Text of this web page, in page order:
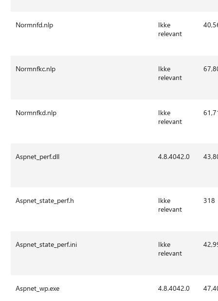
Normnfd.nlp
Ikke
relevant
Normnfkc.nlp
Ikke
relevant
Normnfkd.nlp
Ikke
relevant
Aspnet_perf.dll 4.8.4042.0
Aspnet_state_perf.h
Ikke
relevant
318
Aspnet_state_perf.ini
Ikke
relevant
Aspnet_wp.exe 4.8.4042.0